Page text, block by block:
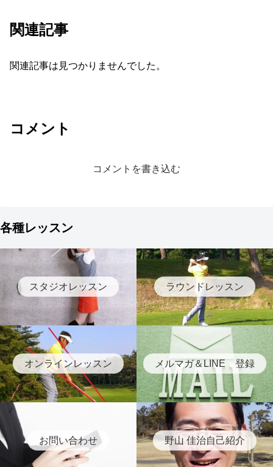
関連記事
関連記事は見つかりませんでした。
コメント
コメントを書き込む
各種レッスン
スタジオレッスン ラウンドレッスン
オンラインレッスン メルマガ＆LINE 登録
お問い合わせ 野山 佳治自己紹介